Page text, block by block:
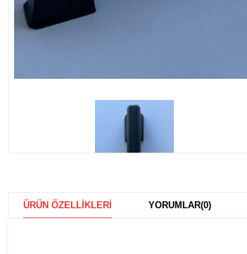
ÜRÜN ÖZELLIKLERI YORUMLAR(0)